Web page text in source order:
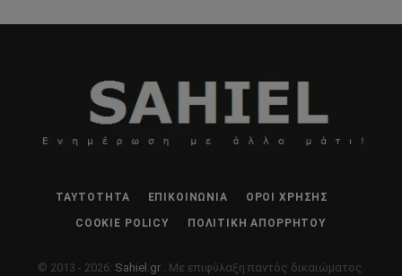
ΤΑΥΤΌΤΗΤΑ ΕΠΙΚΟΙΝΩΝΊΑ ΌΡΟΙ ΧΡΉΣΗΣ
COOKIE POLICY ΠΟΛΙΤΙΚΉ ΑΠΟΡΡΉΤΟΥ
© 2013 - 2026: Sahiel.gr . Με επιφύλαξη παντός δικαιώματος.